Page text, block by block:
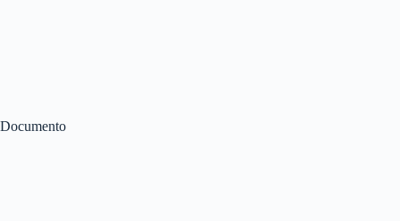
Documento